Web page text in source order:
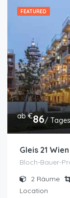
FEATURED
ab €86/
Gleis 21 Wien
Bloch-Bauer-
2 Räume
Location